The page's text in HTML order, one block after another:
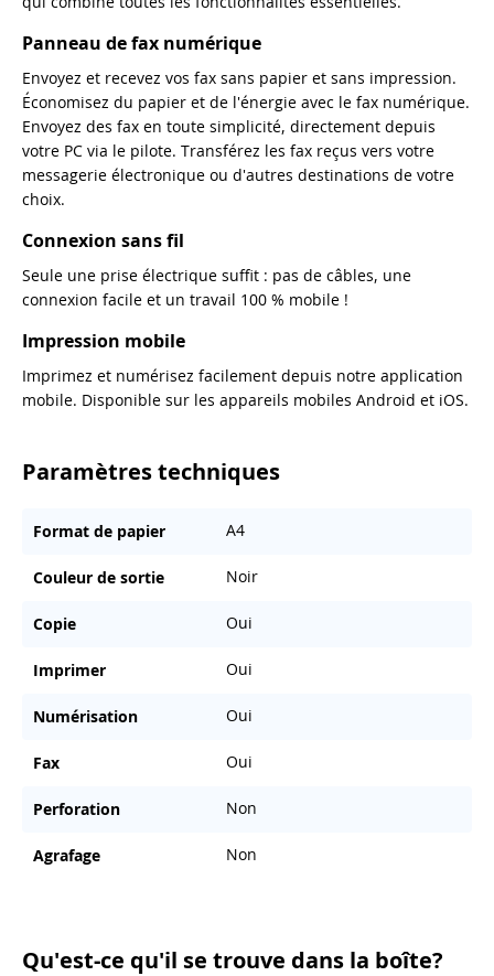
Panneau de fax numérique
Envoyez et recevez vos fax sans papier et sans impression.
Économisez du papier et de l'énergie avec le fax numérique.
Envoyez des fax en toute simplicité, directement depuis
votre PC via le pilote. Transférez les fax reçus vers votre
messagerie électronique ou d'autres destinations de votre
choix.
Connexion sans fil
Seule une prise électrique suffit : pas de câbles, une
connexion facile et un travail 100 % mobile !
Impression mobile
Imprimez et numérisez facilement depuis notre application
mobile. Disponible sur les appareils mobiles Android et iOS.
Paramètres techniques
Format de papier A4
Couleur de sortie Noir
Copie Oui
Imprimer Oui
Numérisation Oui
Fax Oui
Perforation Non
Agrafage Non
Qu'est-ce qu'il se trouve dans la boîte?